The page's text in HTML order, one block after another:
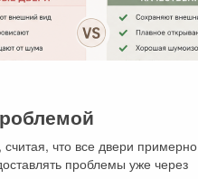
что все двери примерно
проблемы уже через